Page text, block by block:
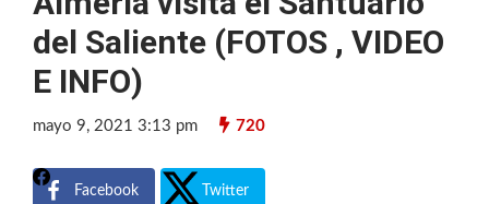
del Saliente (FOTOS , VIDEO
E INFO)
mayo 9, 2021 3:13 pm 720
Facebook Twitter